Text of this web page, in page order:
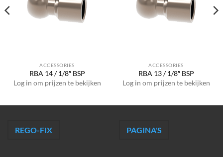
ACCESSORIES
RBA 14 / 1/8″ BSP
Log in om prijzen te bekijken
ACCESSORIES
RBA 13 / 1/8″ BSP
Log in om prijzen te bekijken
REGO-FIX PAGINA'S